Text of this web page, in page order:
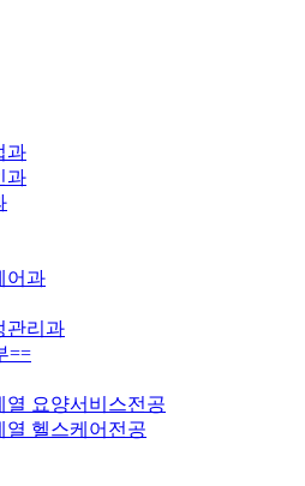
과
과
어과
관리과
==
열 요양서비스전공
열 헬스케어전공